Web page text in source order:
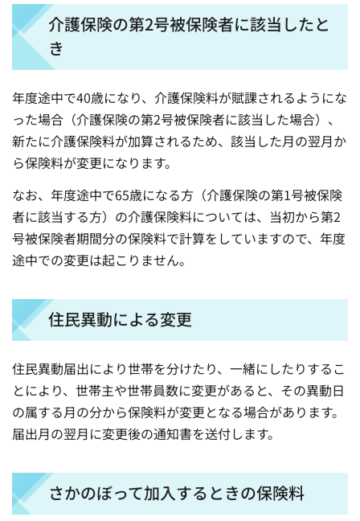
介護保険の第2号被保険者に該当したと
き
年度途中で40歳になり、介護保険料が賦課されるようにな
った場合（介護保険の第2号被保険者に該当した場合）、
新たに介護保険料が加算されるため、該当した月の翌月か
ら保険料が変更になります。
なお、年度途中で65歳になる方（介護保険の第1号被保険
者に該当する方）の介護保険料については、当初から第2
号被保険者期間分の保険料で計算をしていますので、年度
途中での変更は起こりません。
住民異動による変更
住民異動届出により世帯を分けたり、一緒にしたりするこ
とにより、世帯主や世帯員数に変更があると、その異動日
の属する月の分から保険料が変更となる場合があります。
届出月の翌月に変更後の通知書を送付します。
さかのぼって加入するときの保険料